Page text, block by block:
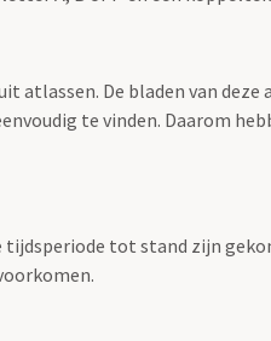
atlassen. De bladen van
te vinden. Daarom
tot stand zijn